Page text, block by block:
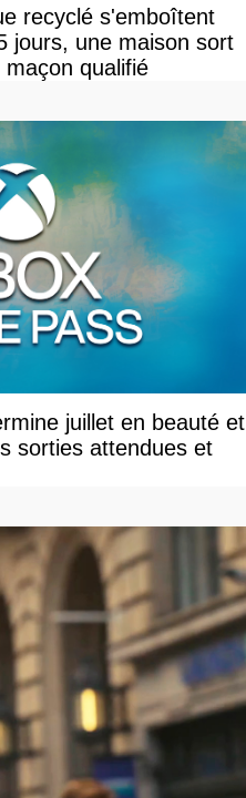
recyclé s'emboîtent
jours, une maison sort
qualifié
juillet en beauté et
sorties attendues et